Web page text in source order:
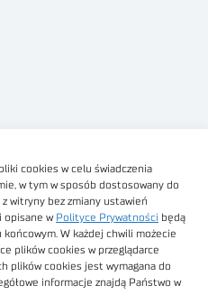
cookies w celu świadczenia
w tym w sposób dostosowany do
witryny bez zmiany ustawień
opisane w Polityce Prywatności będą
W każdej chwili możecie
plików cookies w przeglądarce
plików cookies jest wymagana do
informacje znajdą Państwo w